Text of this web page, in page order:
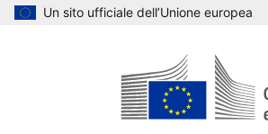
Un sito ufficiale dell’Unione europea